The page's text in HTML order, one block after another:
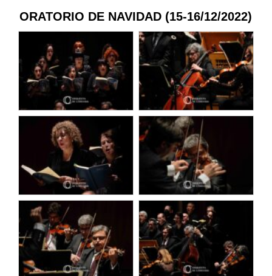
ORATORIO DE NAVIDAD (15-16/12/2022)